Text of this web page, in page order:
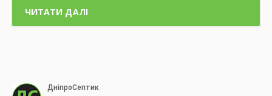
ЧИТАТИ ДАЛІ